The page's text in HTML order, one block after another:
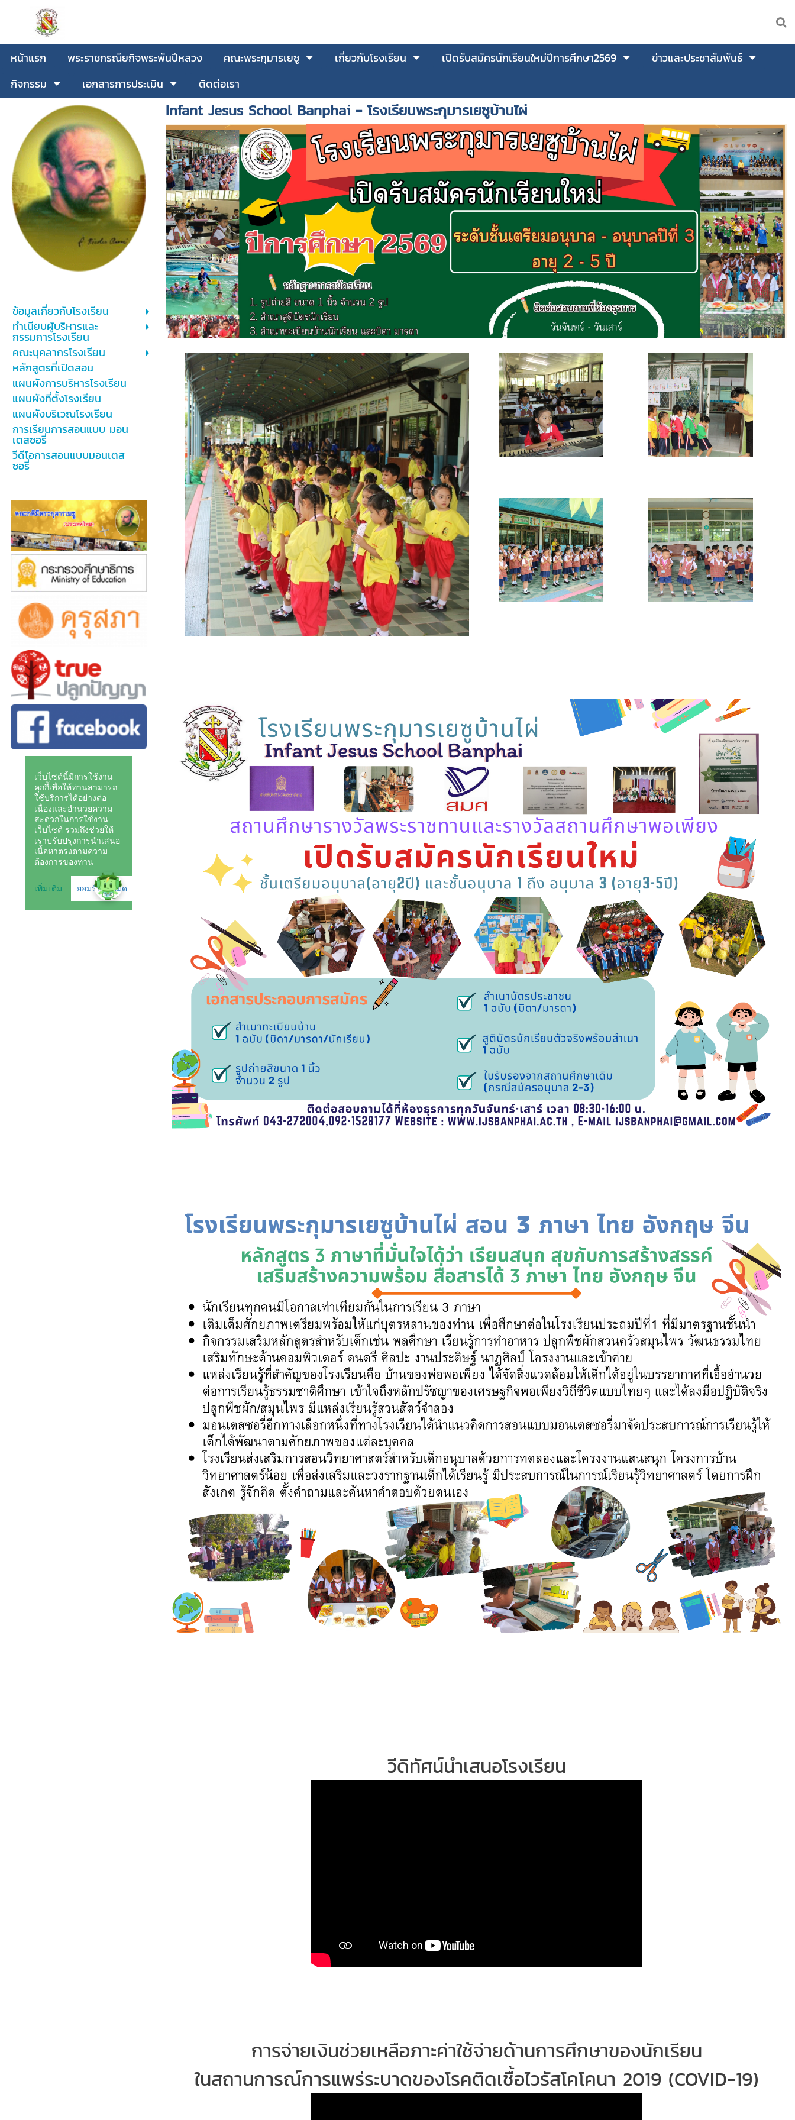
หน้าแรก พระราชกรณียกิจพระพันปีหลวง คณะพระกุมารเยซู เกี่ยวกับโรงเรียน เปิดรับสมัครนักเรียนใหม่ปีการศึกษา2569
ข่าวและประชาสัมพันธ์
กิจกรรม
เอกสารการประเมิน ติดต่อเรา
ข้อมูลเกี่ยวกับโรงเรียน
ทำเนียบผู้บริหารและ
กรรมการโรงเรียน
คณะบุคลากรโรงเรียน
หลักสูตรที่เปิดสอน
แผนผังการบริหารโรงเรียน
แผนผังที่ตั้งโรงเรียน
แผนผังบริเวณโรงเรียน
การเรียนการสอนแบบ มอน
เตสซอรี่
วีดีโอการสอนแบบมอนเตส
ซอรี่
Infant Jesus School Banphai - โรงเรียนพระกุมารเยซูบ้านไผ่
วีดิทัศน์นำเสนอโรงเรียน
การจ่ายเงินช่วยเหลือภาะค่าใช้จ่ายด้านการศึกษาของนักเรียน
ในสถานการณ์การแพร่ระบาดของโรคติดเชื้อไวรัสโคโคนา 2019 (COVID-19)